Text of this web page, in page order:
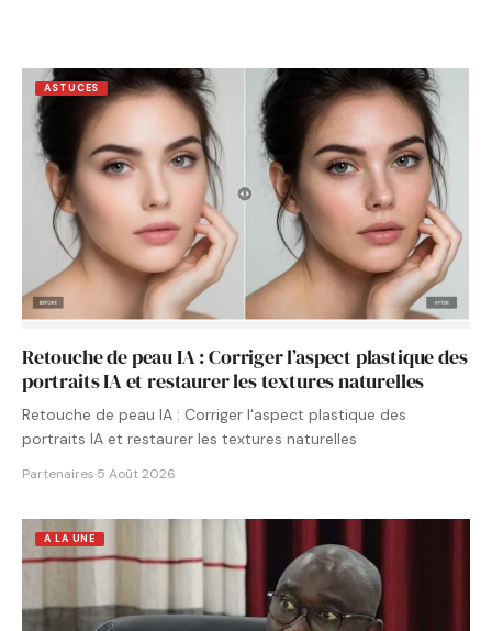
ASTUCES
Retouche de peau IA : Corriger l’aspect plastique des
portraits IA et restaurer les textures naturelles
Retouche de peau IA : Corriger l'aspect plastique des
portraits IA et restaurer les textures naturelles
Partenaires·5 Août 2026
A LA UNE